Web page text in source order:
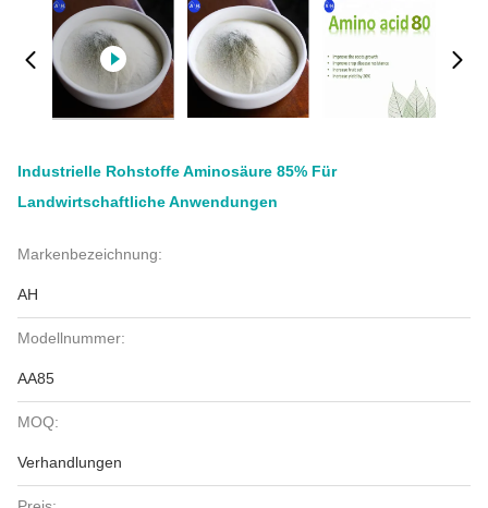
Industrielle Rohstoffe Aminosäure 85% Für
Landwirtschaftliche Anwendungen
Markenbezeichnung:
AH
Modellnummer:
AA85
MOQ:
Verhandlungen